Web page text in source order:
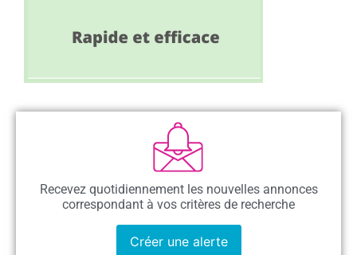
Recevez quotidiennement les nouvelles annonces
correspondant à vos critères de recherche
Créer une alerte